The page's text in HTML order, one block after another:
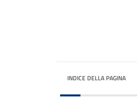
INDICE DELLA PAGINA